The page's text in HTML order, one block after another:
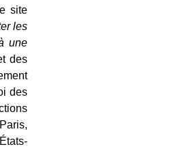
site
les
une
des
des